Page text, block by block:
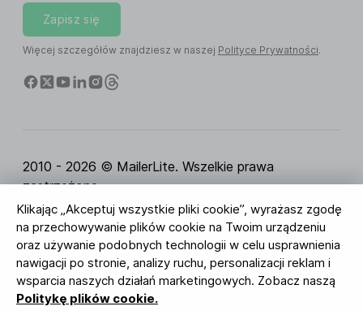
Klikając „Akceptuj wszystkie pliki cookie”, wyrażasz zgodę
na przechowywanie plików cookie na Twoim urządzeniu
oraz używanie podobnych technologii w celu usprawnienia
nawigacji po stronie, analizy ruchu, personalizacji reklam i
wsparcia naszych działań marketingowych. Zobacz naszą
Politykę plików cookie.
Zapisz się
Więcej szczegółów znajdziesz w naszej Polityce Prywatności.
2010 - 2026 © MailerLite. Wszelkie prawa
zastrzeżone.
Regulamin Serwisu Polityka Prywatności
Strona
zaufania
Ustawienia ciasteczek
Identyfikacja
wizualna
BUREAU VERITAS
ISO 27001 Certification